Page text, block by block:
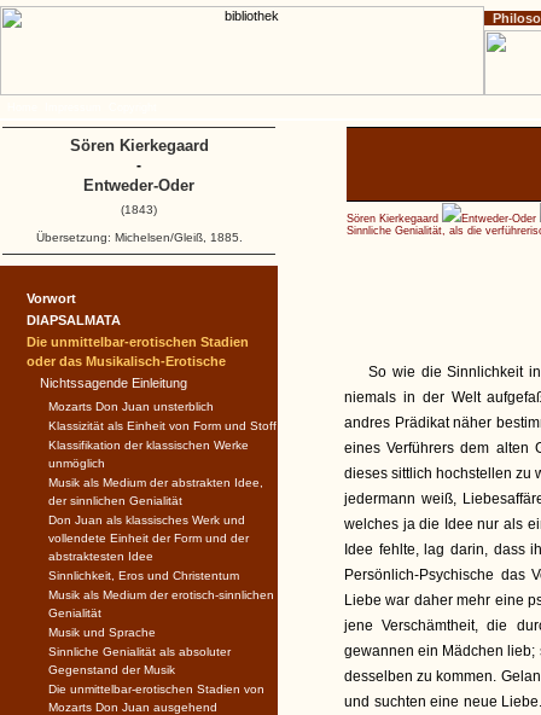
Sören Kierkegaard
Entweder-Oder
Sinnliche Genialität, als die
So wie die Sinnlichkeit
niemals in der Welt
andres Prädikat näher
eines Verführers dem alten
dieses sittlich hochstellen zu
jedermann weiß,
welches ja die Idee nur als
Idee fehlte, lag darin, dass
Persönlich-Psychische das
Liebe war daher mehr eine
jene Verschämtheit, die
gewannen ein Mädchen lieb;
desselben zu kommen.
und suchten eine neue
Vorwort
DIAPSALMATA
Die unmittelbar-erotischen Stadien
oder das Musikalisch-Erotische
Nichtssagende Einleitung
Mozarts Don Juan unsterblich
Klassizität als Einheit von Form und Stoff
Klassifikation der klassischen Werke
unmöglich
Musik als Medium der abstrakten Idee,
der sinnlichen Genialität
Don Juan als klassisches Werk und
vollendete Einheit der Form und der
abstraktesten Idee
Sinnlichkeit, Eros und Christentum
Musik als Medium der erotisch-sinnlichen
Genialität
Musik und Sprache
Sinnliche Genialität als absoluter
Gegenstand der Musik
Die unmittelbar-erotischen Stadien von
Mozarts Don Juan ausgehend
Sören Kierkegaard
-
Entweder-Oder
(1843)
Übersetzung: Michelsen/Gleiß, 1885.